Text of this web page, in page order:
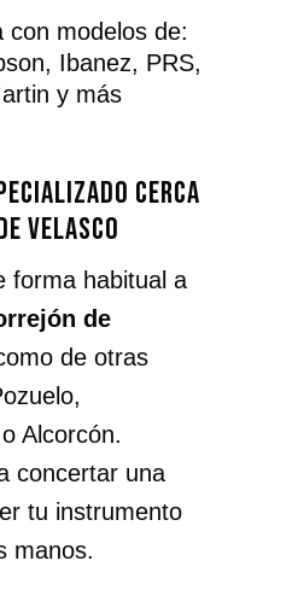
con modelos de:
Ibanez, PRS,
y más
cerca
Velasco
forma habitual a
de
de otras
Alcorcón.
concertar una
tu instrumento
manos.